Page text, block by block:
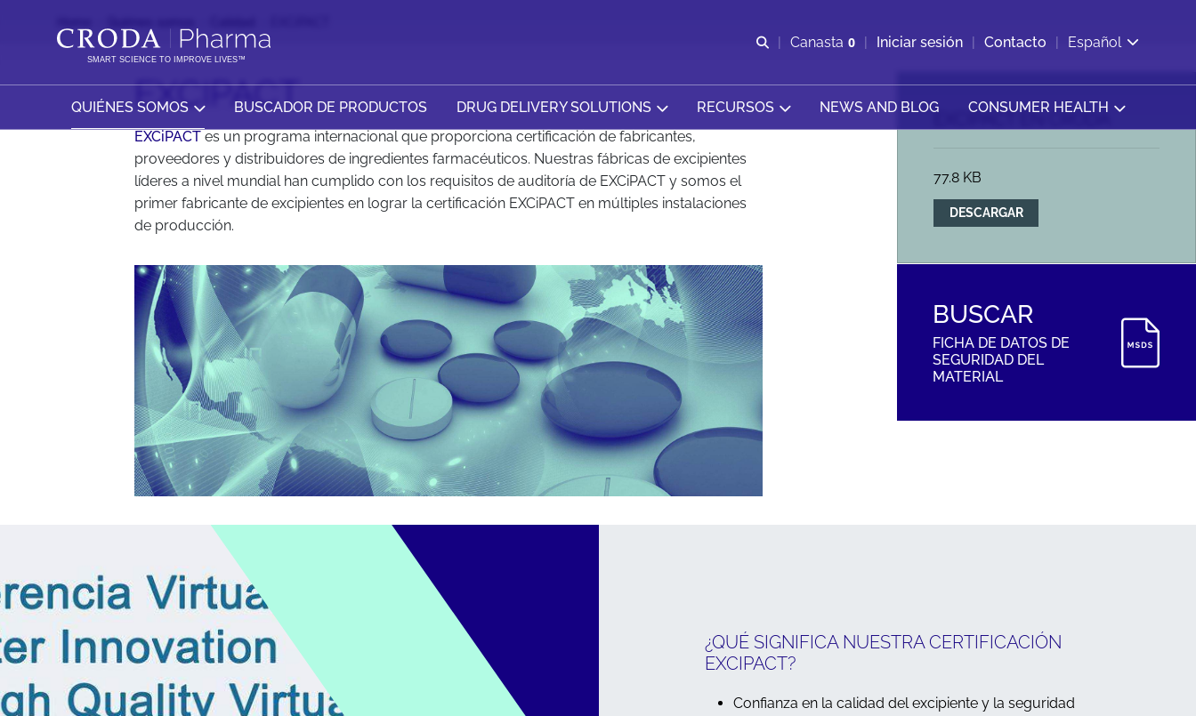
SMART SCIENCE TO IMPROVE LIVES™
Abrir b&#250;squeda
Canasta 0
Ver carrito
Iniciar sesión Contacto Español
QUIÉNES SOMOS BUSCADOR DE PRODUCTOS DRUG DELIVERY SOLUTIONS RECURSOS NEWS AND BLOG CONSUMER HEALTH
EXCIPACT
EXCiPACT es un programa internacional que proporciona certificación de fabricantes,
proveedores y distribuidores de ingredientes farmacéuticos. Nuestras fábricas de excipientes
líderes a nivel mundial han cumplido con los requisitos de auditoría de EXCiPACT y somos el
primer fabricante de excipientes en lograr la certificación EXCiPACT en múltiples instalaciones
de producción.
EXCIPACT EN CRODA
77.8 KB
DESCARGAR
BUSCAR
FICHA DE DATOS DE
SEGURIDAD DEL
MATERIAL
¿QUÉ SIGNIFICA NUESTRA CERTIFICACIÓN
EXCIPACT?
Confianza en la calidad del excipiente y la seguridad